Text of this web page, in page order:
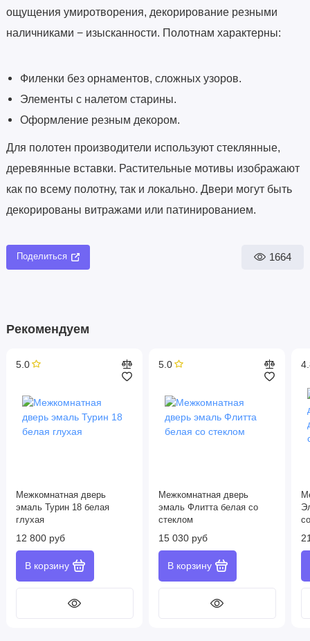
ощущения умиротворения, декорирование резными
наличниками − изысканности. Полотнам характерны:
Филенки без орнаментов, сложных узоров.
Элементы с налетом старины.
Оформление резным декором.
Для полотен производители используют стеклянные,
деревянные вставки. Растительные мотивы изображают
как по всему полотну, так и локально. Двери могут быть
декорированы витражами или патинированием.
Поделиться 1664
Рекомендуем
5.0
Межкомнатная дверь
эмаль Турин 18 белая
глухая
12 800 руб
5.0
Межкомнатная дверь
эмаль Флитта белая со
стеклом
15 030 руб